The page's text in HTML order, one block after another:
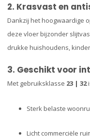
2. Krasvast en
Dankzij het hoogwaardige
deze vloer bijzonder
drukke huishoudens,
3. Geschikt voor
Met gebruiksklasse 23 | 32
Sterk belaste
Licht commerciële